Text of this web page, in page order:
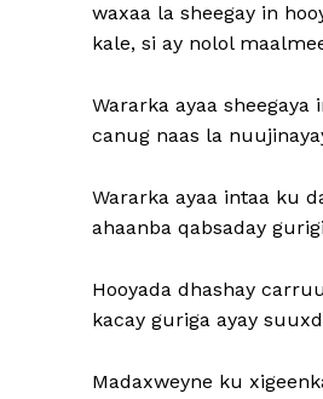
waxaa la sheegay in
kale, si ay nolol
Wararka ayaa
canug naas la
Wararka ayaa intaa ku
ahaanba qabsaday
Hooyada dhashay
kacay guriga ayay
Madaxweyne ku